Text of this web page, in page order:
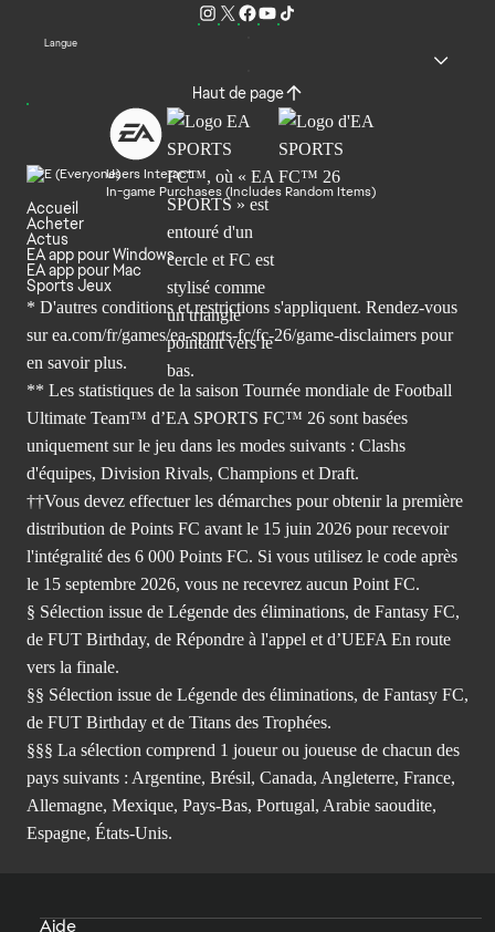
Langue
Haut de page
Users Interact
In-game Purchases (Includes Random Items)
Accueil
Acheter
Actus
EA app pour Windows
EA app pour Mac
Sports Jeux
* D'autres conditions et restrictions s'appliquent. Rendez-vous
sur ea.com/fr/games/ea-sports-fc/fc-26/game-disclaimers pour
en savoir plus.
** Les statistiques de la saison Tournée mondiale de Football
Ultimate Team™ d’EA SPORTS FC™ 26 sont basées
uniquement sur le jeu dans les modes suivants : Clashs
d'équipes, Division Rivals, Champions et Draft.
††Vous devez effectuer les démarches pour obtenir la première
distribution de Points FC avant le 15 juin 2026 pour recevoir
l'intégralité des 6 000 Points FC. Si vous utilisez le code après
le 15 septembre 2026, vous ne recevrez aucun Point FC.
§ Sélection issue de Légende des éliminations, de Fantasy FC,
de FUT Birthday, de Répondre à l'appel et d’UEFA En route
vers la finale.
§§ Sélection issue de Légende des éliminations, de Fantasy FC,
de FUT Birthday et de Titans des Trophées.
§§§ La sélection comprend 1 joueur ou joueuse de chacun des
pays suivants : Argentine, Brésil, Canada, Angleterre, France,
Allemagne, Mexique, Pays-Bas, Portugal, Arabie saoudite,
Espagne, États-Unis.
Aide